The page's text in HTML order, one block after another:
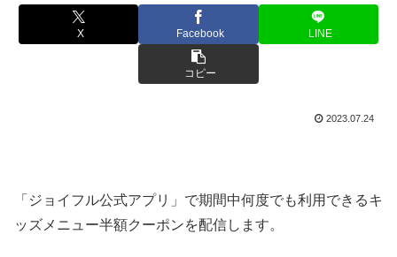
X Facebook LINE
コピー
2023.07.24
「ジョイフル公式アプリ」で期間中何度でも利用できるキ
ッズメニュー半額クーポンを配信します。